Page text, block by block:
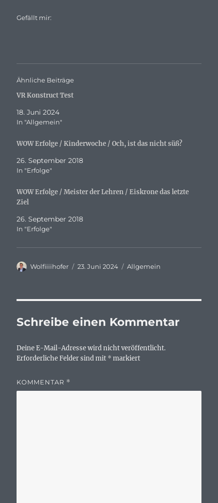
Gefällt mir:
Ähnliche Beiträge
VR Konstruct Test
18. Juni 2024
In "Allgemein"
WOW Erfolge / Kinderwoche / Och, ist das nicht süß?
26. September 2018
In "Erfolge"
WOW Erfolge / Meister der Lehren / Eiskrone das letzte
Ziel
26. September 2018
In "Erfolge"
Autor
Wolfiiiihofer
Veröffentlicht
23. Juni 2024 Kategorien
Allgemein
Schreibe einen Kommentar
Deine E-Mail-Adresse wird nicht veröffentlicht.
Erforderliche Felder sind mit * markiert
KOMMENTAR *